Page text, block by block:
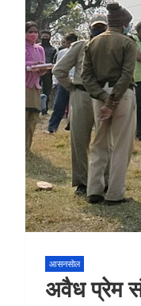
आसनसोल
अवैध प्रेम